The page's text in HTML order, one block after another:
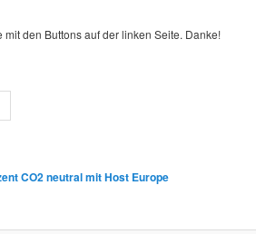
mit den Buttons auf der linken Seite. Danke!